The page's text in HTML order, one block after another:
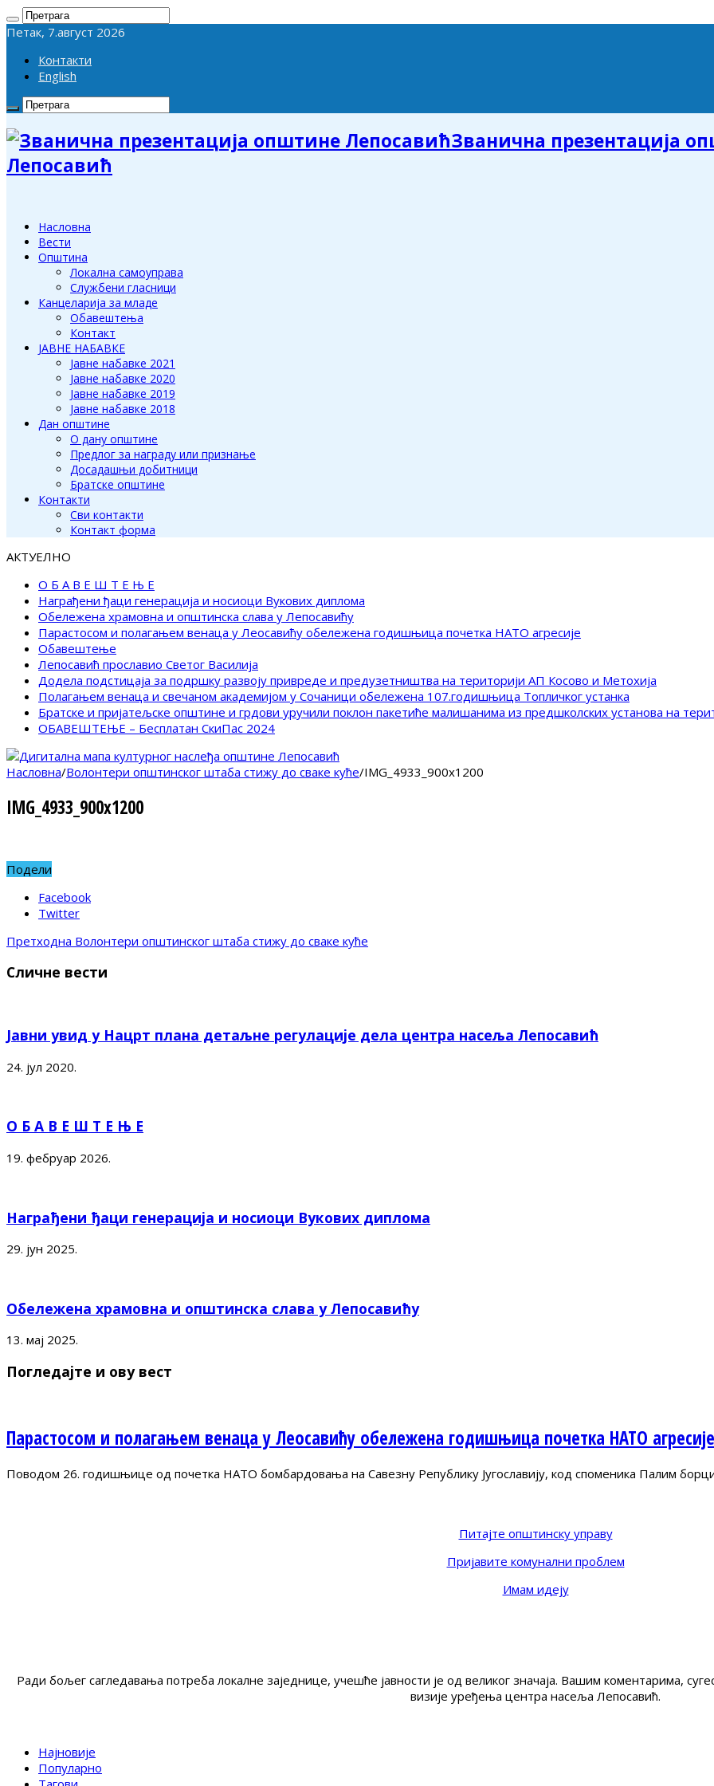
Петак, 7.август 2026
Контакти
English
Званична презентација
Лепосавић
Насловна
Вести
Општина
Локална самоуправа
Службени гласници
Канцеларија за младе
Обавештења
Контакт
ЈАВНЕ НАБАВКЕ
Јавне набавке 2021
Јавне набавке 2020
Јавне набавке 2019
Јавне набавке 2018
Дан општине
О дану општине
Предлог за награду или признање
Досадашњи добитници
Братске општине
Контакти
Сви контакти
Контакт форма
АКТУЕЛНО
О Б А В Е Ш Т Е Њ Е
Награђени ђаци генерација и носиоци Вукових диплома
Обележена храмовна и општинска слава у Лепосавићу
Парастосом и полагањем венаца у Леосавићу обележена годишњица почетка НАТО агресије
Обавештење
Лепосавић прославио Светог Василија
Додела подстицаја за подршку развоју привреде и предузетништва на територији АП Косово и Метохија
Полагањем венаца и свечаном академијом у Сочаници обележена 107.годишњица Топличког устанка
Братске и пријатељске општине и грдови уручили поклон пакетиће малишанима из предшколских установа на
ОБАВЕШТЕЊЕ – Бесплатан СкиПас 2024
Насловна/Волонтери општинског штаба стижу до сваке куће/IMG_4933_900x1200
IMG_4933_900x1200
Подели
Facebook
Twitter
Претходна Волонтери општинског штаба стижу до сваке куће
Сличне вести
Јавни увид у Нацрт плана детаљне регулације дела центра насеља Лепосавић
24. јул 2020.
О Б А В Е Ш Т Е Њ Е
19. фебруар 2026.
Награђени ђаци генерација и носиоци Вукових диплома
29. јун 2025.
Обележена храмовна и општинска слава у Лепосавићу
13. мај 2025.
Погледајте и ову вест
Парастосом и полагањем венаца у Леосавићу обележена годишњица почетка НАТО агресије
Поводом 26. годишњице од почетка НАТО бомбардовања на Савезну Републику Југославију, код споменика Палим
Питајте општинску управу
Пријавите комунални проблем
Имам идеју
Ради бољег сагледавања потреба локалне заједнице, учешће јавности је од великог значаја. Вашим коментарима,
визије уређења центра насеља Лепосавић.
Најновије
Популарно